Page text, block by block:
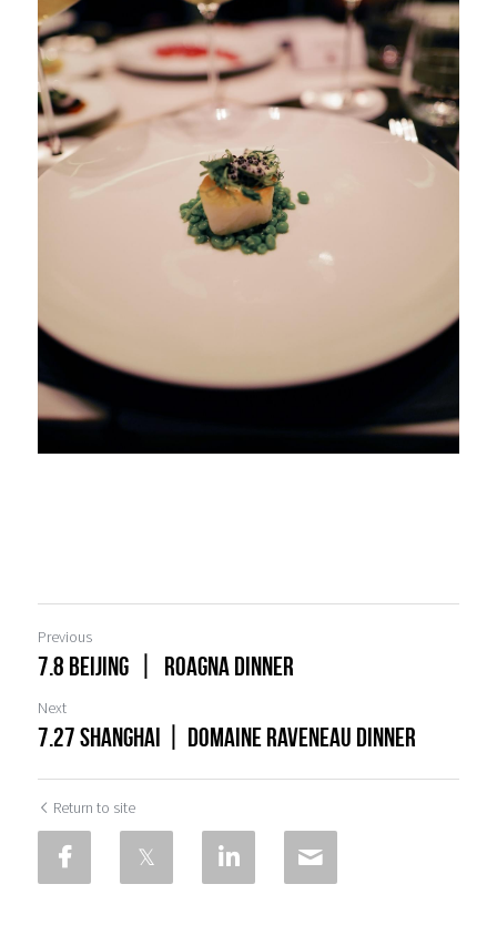
Previous
7.8 Beijing 丨 Roagna Dinner
Next
7.27 Shanghai丨Domaine Raveneau Dinner
Return to site